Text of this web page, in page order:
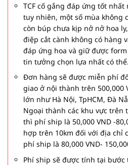
TCF cố gắng đáp ứng tốt nhất
tuy nhiên, một số mùa không
còn búp chưa kịp nở nở hoa
điệp cắt cành không có hàng
đáp ứng hoa và giữ được
tin tưởng chọn lựa nhất có thể.
Đơn hàng sẽ được miễn phí
giao ở nội thành trên 500,000
lớn như Hà Nội, TpHCM, Đà
Ngoại thành các khu vực trên
thì phí ship là 50,000 VND -
hợp trên 10km đối với địa chỉ
phí ship là 80,000 VND-
Phí ship sẽ được tính tại